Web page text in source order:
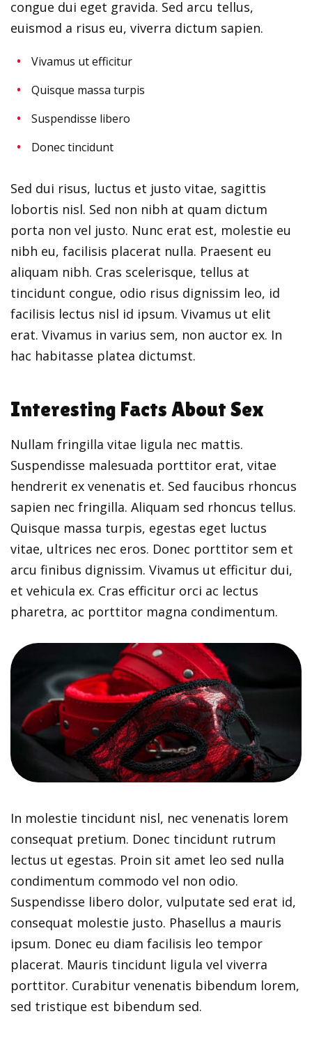
congue dui eget gravida. Sed arcu tellus,
euismod a risus eu, viverra dictum sapien.
Vivamus ut efficitur
Quisque massa turpis
Suspendisse libero
Donec tincidunt
Sed dui risus, luctus et justo vitae, sagittis
lobortis nisl. Sed non nibh at quam dictum
porta non vel justo. Nunc erat est, molestie eu
nibh eu, facilisis placerat nulla. Praesent eu
aliquam nibh. Cras scelerisque, tellus at
tincidunt congue, odio risus dignissim leo, id
facilisis lectus nisl id ipsum. Vivamus ut elit
erat. Vivamus in varius sem, non auctor ex. In
hac habitasse platea dictumst.
Interesting Facts About Sex
Nullam fringilla vitae ligula nec mattis.
Suspendisse malesuada porttitor erat, vitae
hendrerit ex venenatis et. Sed faucibus rhoncus
sapien nec fringilla. Aliquam sed rhoncus tellus.
Quisque massa turpis, egestas eget luctus
vitae, ultrices nec eros. Donec porttitor sem et
arcu finibus dignissim. Vivamus ut efficitur dui,
et vehicula ex. Cras efficitur orci ac lectus
pharetra, ac porttitor magna condimentum.
In molestie tincidunt nisl, nec venenatis lorem
consequat pretium. Donec tincidunt rutrum
lectus ut egestas. Proin sit amet leo sed nulla
condimentum commodo vel non odio.
Suspendisse libero dolor, vulputate sed erat id,
consequat molestie justo. Phasellus a mauris
ipsum. Donec eu diam facilisis leo tempor
placerat. Mauris tincidunt ligula vel viverra
porttitor. Curabitur venenatis bibendum lorem,
sed tristique est bibendum sed.